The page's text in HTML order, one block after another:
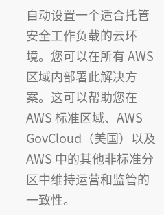
自动设置一个适合托管
安全工作负载的云环
境。您可以在所有 AWS
区域内部署此解决方
案。这可以帮助您在
AWS 标准区域、AWS
GovCloud（美国）以及
AWS 中的其他非标准分
区中维持运营和监管的
一致性。